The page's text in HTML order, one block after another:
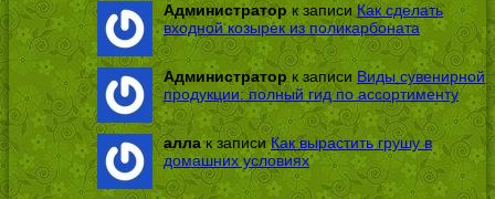
Администратор к записи Как сделать
входной козырек из поликарбоната
Администраторк записи Виды сувенирной
продукции: полный гид по ассортименту
аллак записиКак вырастить грушу в
домашних условиях